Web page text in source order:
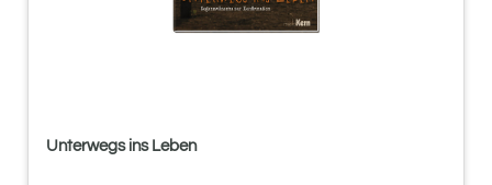
Unterwegs ins Leben